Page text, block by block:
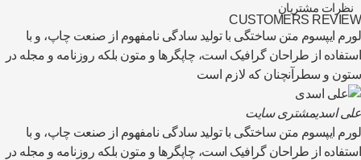
نظرات مشتریان
CUSTOMERS REVIEW
لورم ایپسوم متن ساختگی با تولید سادگی نامفهوم از صنعت چاپ، و با
استفاده از طراحان گرافیک است، چاپگرها و متون بلکه روزنامه و مجله در
ستون و سطرآنچنان که لازم است
علی اسدیمشتری سایت
لورم ایپسوم متن ساختگی با تولید سادگی نامفهوم از صنعت چاپ، و با
استفاده از طراحان گرافیک است، چاپگرها و متون بلکه روزنامه و مجله در